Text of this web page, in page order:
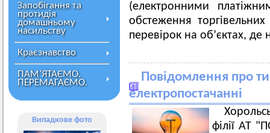
Запобігання та
протидія
домашньому
насильству
Краєзнавство
ПАМ’ЯТАЄМО.
ПЕРЕМАГАЄМО.
Випадкове фото
(електронними
обстеження
перевірок на об’єктах, де
Повідомлення про
електропостачанні
філії АТ